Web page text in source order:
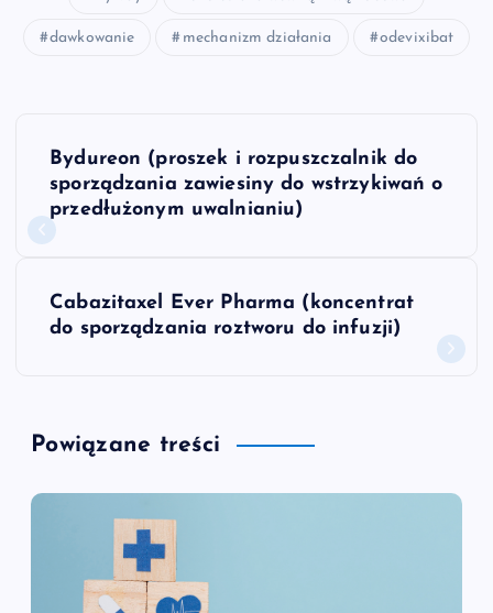
dawkowanie mechanizm działania odevixibat
N
w
c
Bydureon (proszek i rozpuszczalnik do
sporządzania zawiesiny do wstrzykiwań o
przedłużonym uwalnianiu)
Cabazitaxel Ever Pharma (koncentrat
do sporządzania roztworu do infuzji)
Powiązane treści